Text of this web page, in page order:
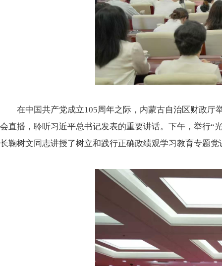
在中国共产党成立105周年之际，内蒙古自治区财政厅
会直播，聆听习近平总书记发表的重要讲话。下午，举行“
长鞠树文同志讲授了树立和践行正确政绩观学习教育专题党